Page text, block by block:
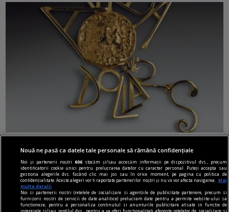
Suprarealismul sînt eu! Avida Dollars
Materia nu poate fi spiritualizată decît dacă o
torni în aur.
Nouă ne pasă ca datele tale personale să rămână confidențiale
Noi și partenerii noștri606 stocăm și/sau accesăm informații pe dispozitivul dvs., precum
identificatorii cookie unici pentru prelucrarea datelor cu caracter personal. Puteți accepta sau
gestiona alegerile dvs. făcând clic mai jos sau în orice moment, pe pagina cu politica de
confidențialitate. Aceste alegeri vor fi raportate partenerilor noștri și nu vă vor afecta navigarea.
Mai
multe detalii
Noi si partenerii nostri (retelele de socializare si agentiile de publicitate partenere, precum si
furnizorii nostri de servicii de date analitice) prelucram date pentru a permite website-ului sa
functioneze, pentru a personaliza continutul si anunturile publicitare afisate in functie de
interesele si/sau profilul dvs., pentru a va oferi functionalitati aferente retelelor de socializare si